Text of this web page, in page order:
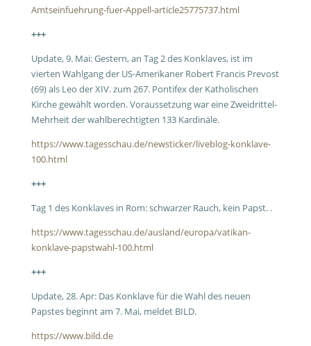
Amtseinfuehrung-fuer-Appell-article25775737.html
+++
Update, 9. Mai: Gestern, an Tag 2 des Konklaves, ist im
vierten Wahlgang der US-Amerikaner Robert Francis Prevost
(69) als Leo der XIV. zum 267. Pontifex der Katholischen
Kirche gewählt worden. Voraussetzung war eine Zweidrittel-
Mehrheit der wahlberechtigten 133 Kardinäle.
https://www.tagesschau.de/newsticker/liveblog-konklave-
100.html
+++
Tag 1 des Konklaves in Rom: schwarzer Rauch, kein Papst. .
https://www.tagesschau.de/ausland/europa/vatikan-
konklave-papstwahl-100.html
+++
Update, 28. Apr: Das Konklave für die Wahl des neuen
Papstes beginnt am 7. Mai, meldet BILD.
https://www.bild.de